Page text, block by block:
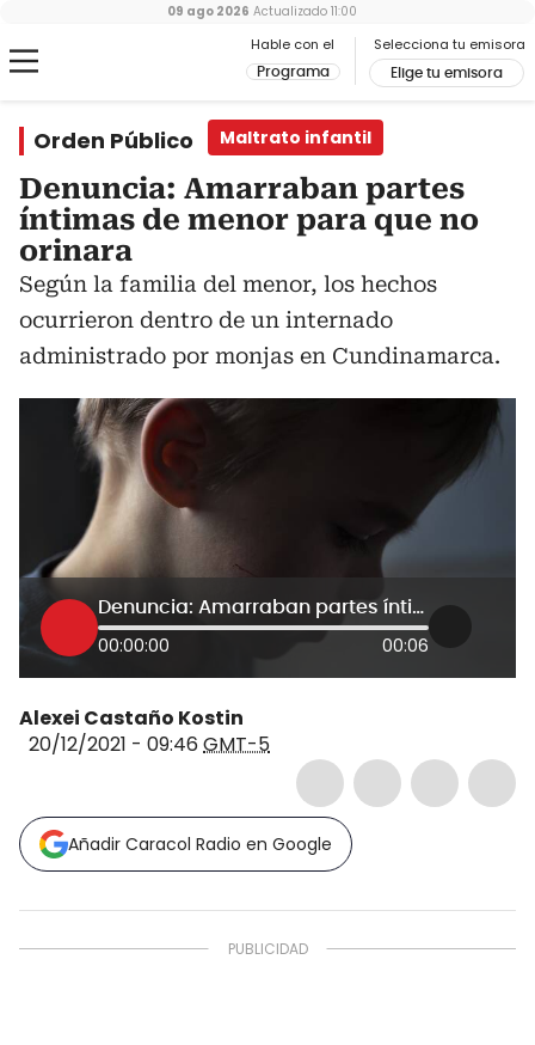
Hable con el
Programa
Selecciona tu emisora
Elige tu emisora
09 ago 2026 Actualizado 11:00
Orden Público Maltrato infantil
Denuncia: Amarraban partes
íntimas de menor para que no
orinara
Según la familia del menor, los hechos
ocurrieron dentro de un internado
administrado por monjas en Cundinamarca.
Denuncia: Amarraban partes íntimas de menor para que no orinara
00:00:00 00:06
Alexei Castaño Kostin
20/12/2021 - 09:46 GMT-5
Añadir Caracol Radio en Google